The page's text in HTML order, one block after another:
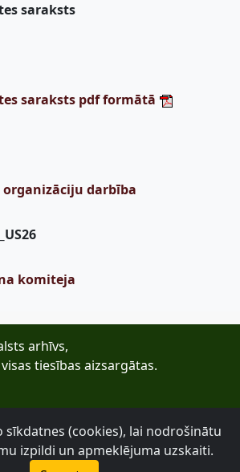
saraksts
saraksts pdf formātā
organizāciju darbība
komiteja
arhīvs,
tiesības aizsargātas.
sīkdatnes (cookies), lai nodrošinātu
izpildi un apmeklējuma uzskaiti.